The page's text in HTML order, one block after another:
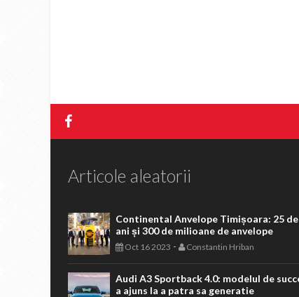
Articole aleatorii
Continental Anvelope Timișoara: 25 de
ani și 300 de milioane de anvelope
Oct 16 2023 - Constantin Hriban
Audi A3 Sportback 4.0: modelul de
a ajuns la a patra sa generatie